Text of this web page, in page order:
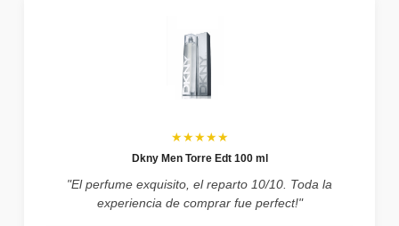
★★★★★
Dkny Men Torre Edt 100 ml
"El perfume exquisito, el reparto 10/10. Toda la
experiencia de comprar fue perfect!"